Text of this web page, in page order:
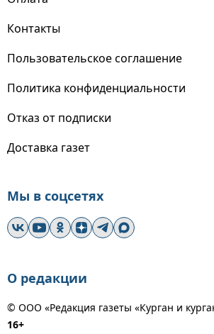
Контакты
Пользовательское соглашение
Политика конфиденциальности
Отказ от подписки
Доставка газет
Мы в соцсетях
О редакции
© ООО «Редакция газеты «Курган и
16+